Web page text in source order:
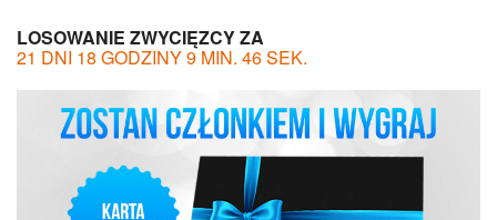
LOSOWANIE ZWYCIĘZCY ZA
21 DNI 18 GODZINY 9 MIN. 46 SEK.